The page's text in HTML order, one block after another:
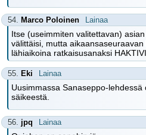
54. Marco Poloinen Lainaa
Itse (useimmiten valitettavan)
välittäisi, mutta
lähiaikoina ratkaisusanaksi
55. Eki Lainaa
Uusimmassa Sanaseppo-
säikeestä.
56. jpq Lainaa